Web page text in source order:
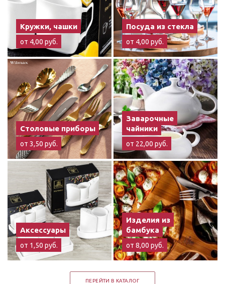
Кружки, чашки
от 4,00 руб.
Посуда из стекла
от 4,00 руб.
Столовые приборы
от 3,50 руб.
Заварочные
чайники
от 22,00 руб.
Аксессуары
от 1,50 руб.
Изделия из
бамбука
от 8,00 руб.
ПЕРЕЙТИ В КАТАЛОГ